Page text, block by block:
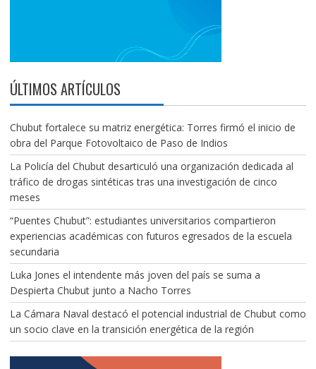
ÚLTIMOS ARTÍCULOS
Chubut fortalece su matriz energética: Torres firmó el inicio de
obra del Parque Fotovoltaico de Paso de Indios
La Policía del Chubut desarticuló una organización dedicada al
tráfico de drogas sintéticas tras una investigación de cinco
meses
“Puentes Chubut”: estudiantes universitarios compartieron
experiencias académicas con futuros egresados de la escuela
secundaria
Luka Jones el intendente más joven del país se suma a
Despierta Chubut junto a Nacho Torres
La Cámara Naval destacó el potencial industrial de Chubut como
un socio clave en la transición energética de la región